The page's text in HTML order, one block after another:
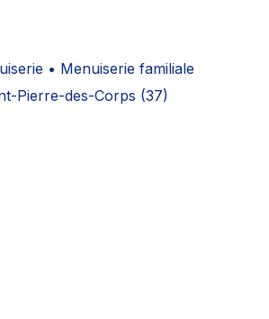
• Menuiserie familiale
Pierre-des-Corps (37)